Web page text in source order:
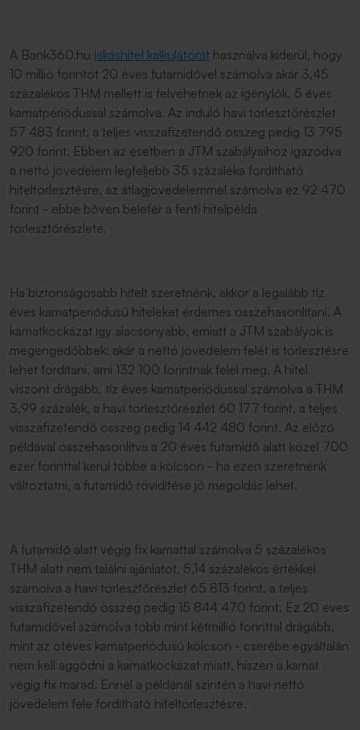
A Bank360.hu lakáshitel kalkulátorát használva kiderül, hogy
10 millió forintot 20 éves futamidővel számolva akár 3,45
százalékos THM mellett is felvehetnek az igénylők, 5 éves
kamatperiódussal számolva. Az induló havi törlesztőrészlet
57 483 forint, a teljes visszafizetendő összeg pedig 13 795
920 forint. Ebben az esetben a JTM szabályaihoz igazodva
a nettó jövedelem legfeljebb 35 százaléka fordítható
hiteltörlesztésre, az átlagjövedelemmel számolva ez 92 470
forint - ebbe bőven belefér a fenti hitelpélda
törlesztőrészlete.
Ha biztonságosabb hitelt szeretnénk, akkor a legalább tíz
éves kamatperiódusú hiteleket érdemes összehasonlítani. A
kamatkockázat így alacsonyabb, emiatt a JTM szabályok is
megengedőbbek: akár a nettó jövedelem felét is törlesztésre
lehet fordítani, ami 132 100 forintnak felel meg. A hitel
viszont drágább, tíz éves kamatperiódussal számolva a THM
3,99 százalék, a havi törlesztőrészlet 60 177 forint, a teljes
visszafizetendő összeg pedig 14 442 480 forint. Az előző
példával összehasonlítva a 20 éves futamidő alatt közel 700
ezer forinttal kerül többe a kölcsön - ha ezen szeretnénk
változtatni, a futamidő rövidítése jó megoldás lehet.
A futamidő alatt végig fix kamattal számolva 5 százalékos
THM alatt nem találni ajánlatot. 5,14 százalékos értékkel
számolva a havi törlesztőrészlet 65 813 forint, a teljes
visszafizetendő összeg pedig 15 844 470 forint. Ez 20 éves
futamidővel számolva több mint kétmillió forinttal drágább,
mint az ötéves kamatperiódusú kölcsön - cserébe egyáltalán
nem kell aggódni a kamatkockázat miatt, hiszen a kamat
végig fix marad. Ennél a példánál szintén a havi nettó
jövedelem fele fordítható hiteltörlesztésre.